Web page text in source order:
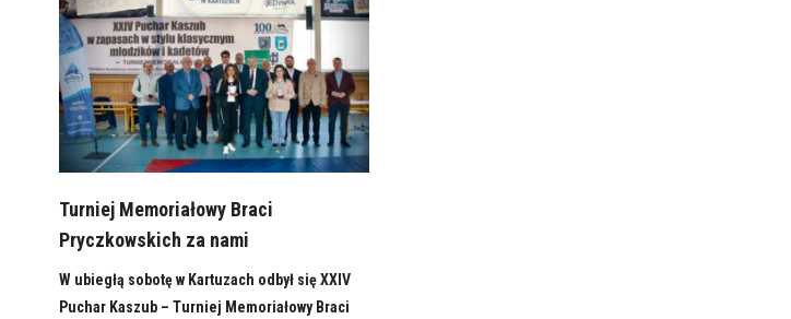
Turniej Memoriałowy Braci
Pryczkowskich za nami
W ubiegłą sobotę w Kartuzach odbył się XXIV
Puchar Kaszub – Turniej Memoriałowy Braci